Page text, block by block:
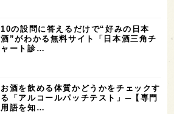
10の設問に答えるだけで“好みの日本
酒”がわかる無料サイト「日本酒三角チ
ャート診…
お酒を飲める体質かどうかをチェックす
る「アルコールパッチテスト」─【専門
用語を知…